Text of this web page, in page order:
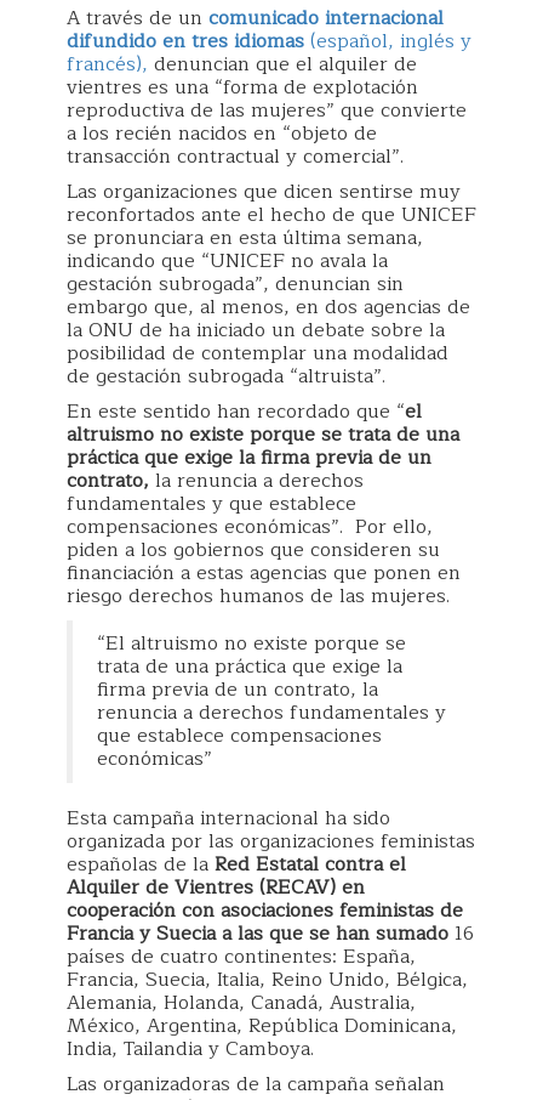
A través de un comunicado internacional
difundido en tres idiomas(español, inglés y
francés), denuncian que el alquiler de
vientres es una “forma de explotación
reproductiva de las mujeres” que convierte
a los recién nacidos en “objeto de
transacción contractual y comercial”.
Las organizaciones que dicen sentirse muy
reconfortados ante el hecho de que UNICEF
se pronunciara en esta última semana,
indicando que “UNICEF no avala la
gestación subrogada”, denuncian sin
embargo que, al menos, en dos agencias de
la ONU de ha iniciado un debate sobre la
posibilidad de contemplar una modalidad
de gestación subrogada “altruista”.
En este sentido han recordado que “el
altruismo no existe porque se trata de una
práctica que exige la firma previa de un
contrato, la renuncia a derechos
fundamentales y que establece
compensaciones económicas”. Por ello,
piden a los gobiernos que consideren su
financiación a estas agencias que ponen en
riesgo derechos humanos de las mujeres.
“El altruismo no existe porque se
trata de una práctica que exige la
firma previa de un contrato, la
renuncia a derechos fundamentales y
que establece compensaciones
económicas”
Esta campaña internacional ha sido
organizada por las organizaciones feministas
españolas de laRed Estatal contra el
Alquiler de Vientres (RECAV) en
cooperación con asociaciones feministas de
Francia y Suecia a las que se han sumado 16
países de cuatro continentes: España,
Francia, Suecia, Italia, Reino Unido, Bélgica,
Alemania, Holanda, Canadá, Australia,
México, Argentina, República Dominicana,
India, Tailandia y Camboya.
Las organizadoras de la campaña señalan